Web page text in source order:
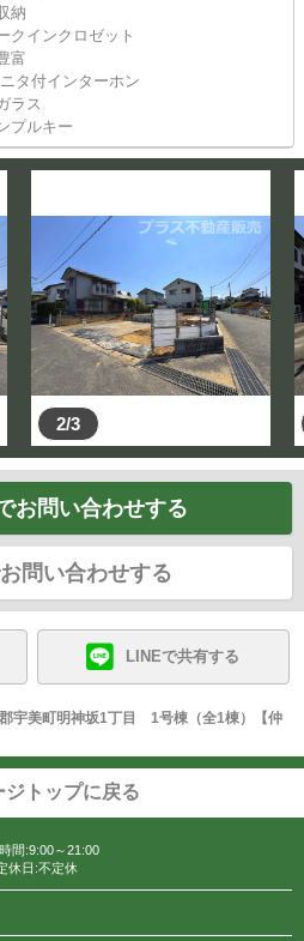
納
クインクロゼット
富
タ付インターホン
ラス
プルキー
2/3
お問い合わせする
問い合わせする
LINEで共有する
宇美町明神坂1丁目 1号棟（全1棟）【仲
ジトップに戻る
間:9:00～21:00
休日:不定休